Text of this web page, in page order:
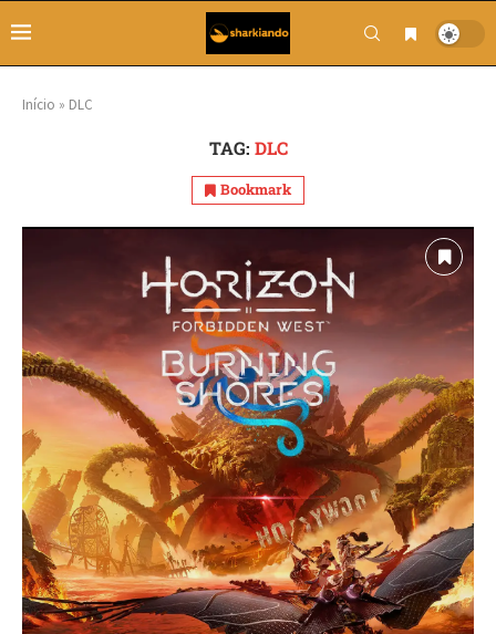
Início » DLC
TAG: DLC
Bookmark